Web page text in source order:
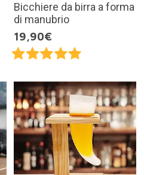
Bicchiere da birra a forma
di manubrio
19,90€